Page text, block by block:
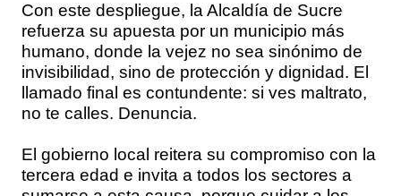
Con este despliegue, la Alcaldía de Sucre
refuerza su apuesta por un municipio más
humano, donde la vejez no sea sinónimo de
invisibilidad, sino de protección y dignidad. El
llamado final es contundente: si ves maltrato,
no te calles. Denuncia.
El gobierno local reitera su compromiso con la
tercera edad e invita a todos los sectores a